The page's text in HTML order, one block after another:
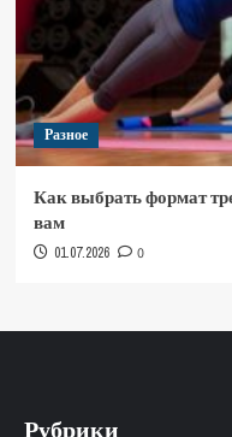
Разное
Как выбрать формат
вам
01.07.2026 0
Рубрики